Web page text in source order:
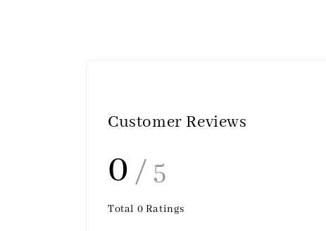
Customer Reviews
0 / 5
Total 0 Ratings